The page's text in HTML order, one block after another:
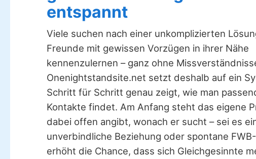
entspannt
Viele suchen nach einer unkomplizierten
Freunde mit gewissen Vorzügen in ihrer Nähe
kennenzulernen – ganz ohne
Onenightstandsite.net setzt deshalb auf ein
Schritt für Schritt genau zeigt, wie man
Kontakte findet. Am Anfang steht das eigene
dabei offen angibt, wonach er sucht – sei es
unverbindliche Beziehung oder spontane
erhöht die Chance, dass sich Gleichgesinnte